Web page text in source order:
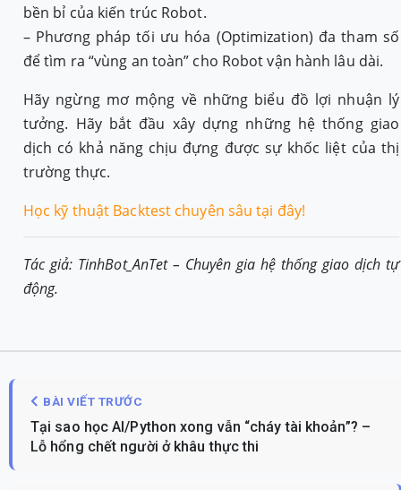
bền bỉ của kiến trúc Robot.
– Phương pháp tối ưu hóa (Optimization) đa tham số
để tìm ra “vùng an toàn” cho Robot vận hành lâu dài.
Hãy ngừng mơ mộng về những biểu đồ lợi nhuận lý
tưởng. Hãy bắt đầu xây dựng những hệ thống giao
dịch có khả năng chịu đựng được sự khốc liệt của thị
trường thực.
Học kỹ thuật Backtest chuyên sâu tại đây!
Tác giả: TinhBot_AnTet – Chuyên gia hệ thống giao dịch tự
động.
BÀI VIẾT TRƯỚC
Tại sao học AI/Python xong vẫn “cháy tài khoản”? –
Lỗ hổng chết người ở khâu thực thi